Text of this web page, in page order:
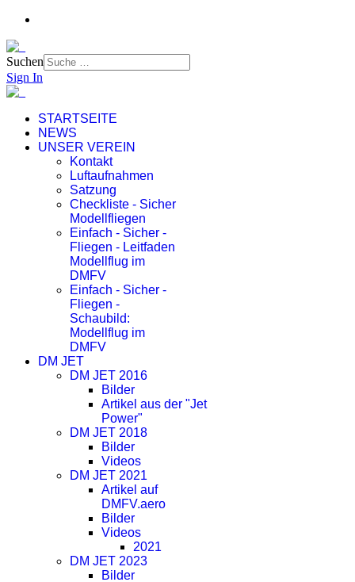
Suchen
Sign In
STARTSEITE
NEWS
UNSER VEREIN
Kontakt
Luftaufnahmen
Satzung
Checkliste - Sicher
Modellfliegen
Einfach - Sicher -
Fliegen - Leitfaden
Modellflug im
DMFV
Einfach - Sicher -
Fliegen -
Schaubild:
Modellflug im
DMFV
DM JET
DM JET 2016
Bilder
Artikel aus der "Jet
Power"
DM JET 2018
Bilder
Videos
DM JET 2021
Artikel auf
DMFV.aero
Bilder
Videos
2021
DM JET 2023
Bilder